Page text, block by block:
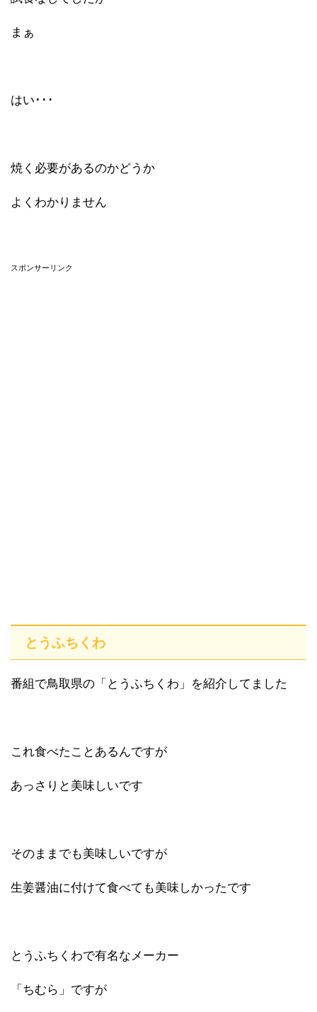
まぁ
はい･･･
焼く必要があるのかどうか
よくわかりません
スポンサーリンク
とうふちくわ
番組で鳥取県の「とうふちくわ」を紹介してました
これ食べたことあるんですが
あっさりと美味しいです
そのままでも美味しいですが
生姜醤油に付けて食べても美味しかったです
とうふちくわで有名なメーカー
「ちむら」ですが